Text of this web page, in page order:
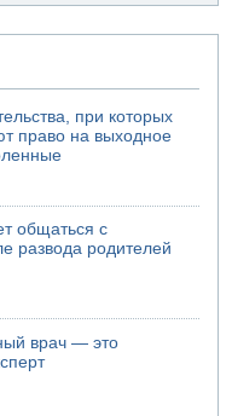
при которых
право на выходное
общаться с
развода родителей
врач — это